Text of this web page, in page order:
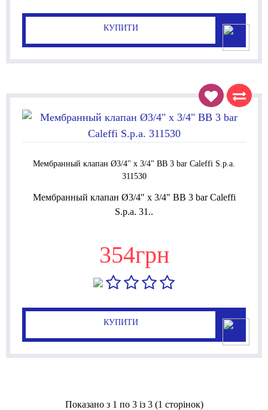
КУПИТИ
Мембранный клапан Ø3/4" х 3/4" ВВ 3 bar Caleffi S.p.a.
311530
Мембранный клапан Ø3/4" х 3/4" ВВ 3 bar Caleffi
S.p.a. 31..
354грн
КУПИТИ
Показано з 1 по 3 із 3 (1 сторінок)